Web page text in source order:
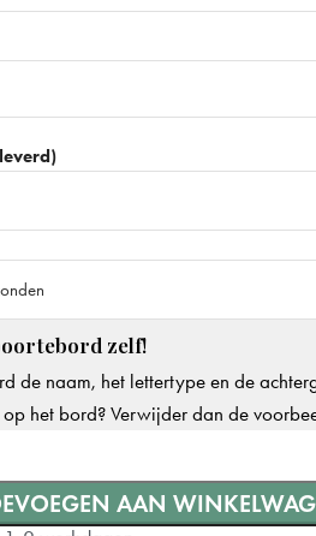
Beste keuze
dezelfde dag verzonden
zelf!
de naam, het lettertype en de
het bord? Verwijder dan de
AAN